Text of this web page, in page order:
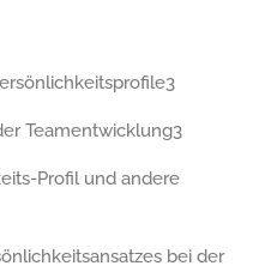
Teamentwicklung3
Profil und andere
bei der